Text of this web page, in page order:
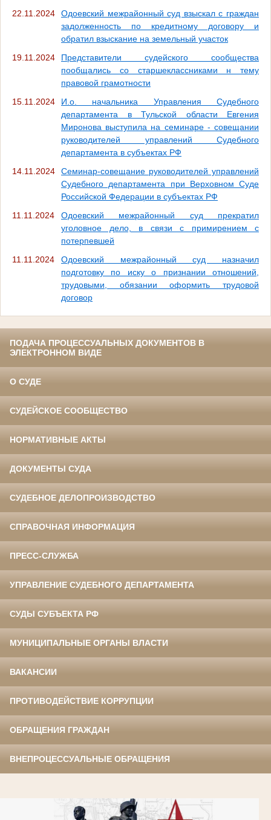
22.11.2024
Одоевский межрайонный суд взыскал с граждан
задолженность по кредитному договору и
обратил взыскание на земельный участок
19.11.2024
Представители судейского сообщества
пообщались со старшеклассниками н тему
правовой грамотности
15.11.2024
И.о. начальника Управления Судебного
департамента в Тульской области Евгения
Миронова выступила на семинаре - совещании
руководителей управлений Судебного
департамента в субъектах РФ
14.11.2024
Семинар-совещание руководителей управлений
Судебного департамента при Верховном Суде
Российской Федерации в субъектах РФ
11.11.2024
Одоевский межрайонный суд прекратил
уголовное дело, в связи с примирением с
потерпевшей
11.11.2024
Одоевский межрайонный суд назначил
подготовку по иску о признании отношений,
трудовыми, обязании оформить трудовой
договор
ПОДАЧА ПРОЦЕССУАЛЬНЫХ ДОКУМЕНТОВ В
ЭЛЕКТРОННОМ ВИДЕ
О СУДЕ
СУДЕЙСКОЕ СООБЩЕСТВО
НОРМАТИВНЫЕ АКТЫ
ДОКУМЕНТЫ СУДА
СУДЕБНОЕ ДЕЛОПРОИЗВОДСТВО
СПРАВОЧНАЯ ИНФОРМАЦИЯ
ПРЕСС-СЛУЖБА
УПРАВЛЕНИЕ СУДЕБНОГО ДЕПАРТАМЕНТА
СУДЫ СУБЪЕКТА РФ
МУНИЦИПАЛЬНЫЕ ОРГАНЫ ВЛАСТИ
ВАКАНСИИ
ПРОТИВОДЕЙСТВИЕ КОРРУПЦИИ
ОБРАЩЕНИЯ ГРАЖДАН
ВНЕПРОЦЕССУАЛЬНЫЕ ОБРАЩЕНИЯ